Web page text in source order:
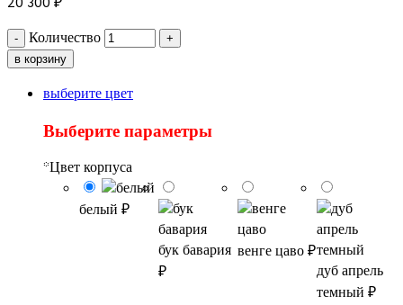
- Количество
+
в корзину
выберите цвет
Выберите параметры
*Цвет корпуса
белый ₽
бук бавария
₽
венге цаво₽
дуб апрель
темный ₽